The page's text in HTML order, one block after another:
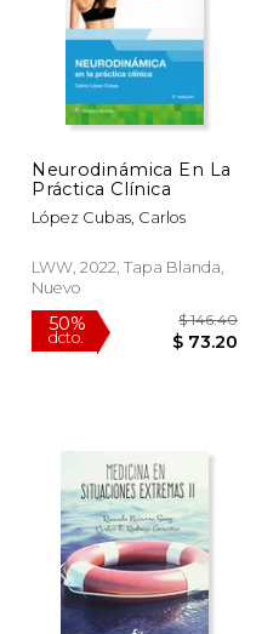
40%
Neurodinámica En La
Práctica Clínica
López Cubas, Carlos
LWW, 2022, Tapa Blanda,
Nuevo